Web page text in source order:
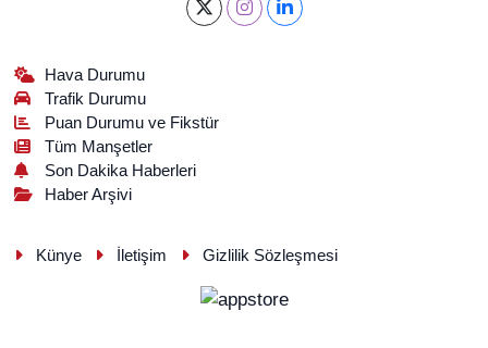
Hava Durumu
Trafik Durumu
Puan Durumu ve Fikstür
Tüm Manşetler
Son Dakika Haberleri
Haber Arşivi
Künye İletişim Gizlilik Sözleşmesi